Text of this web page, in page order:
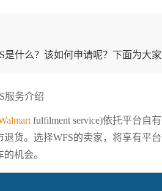
是什么？该如何申请呢？下面为大家
服务介绍
fulfilment service)依托平台自
退货。选择WFS的卖家，将享有平
的机会。